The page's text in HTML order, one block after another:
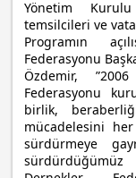
Yönetim
temsilcileri ve
Programın
Federasyonu
Özdemir,
Federasyonu
birlik,
mücadelesini
sürdürmeye